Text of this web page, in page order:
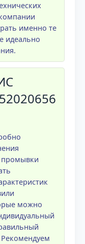
именно те
идеально
промывки
можно